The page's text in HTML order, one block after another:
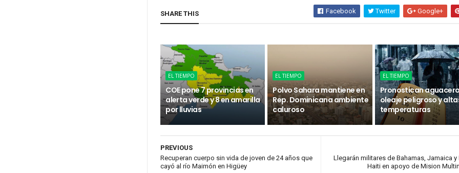
SHARE THIS Facebook Twitter Google+
EL TIEMPO
COE pone 7 provincias en
alerta verde y 8 en amarilla
por lluvias
EL TIEMPO
Polvo Sahara mantiene en
Rep. Dominicana ambiente
caluroso
EL TIEMPO
Pronostican
oleaje peligroso y
temperaturas
Llegarán militares de Bahamas, Jamaica y
Haiti en apoyo de Mision
PREVIOUS
Recuperan cuerpo sin vida de joven de 24 años que
cayó al río Maimón en Higüey